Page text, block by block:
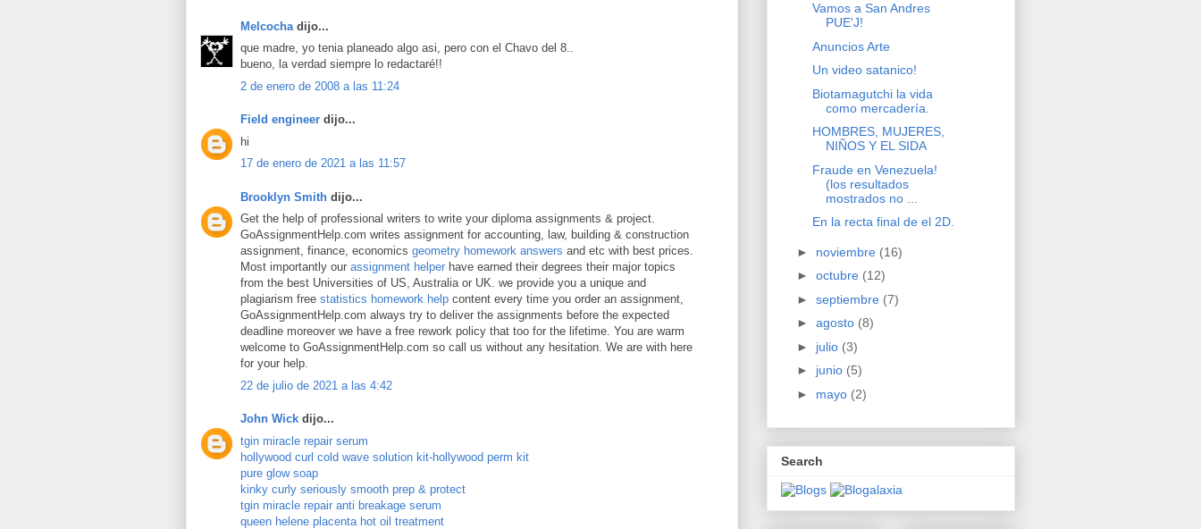
Melcocha dijo...
que madre, yo tenia planeado algo asi, pero con el Chavo del 8..
bueno, la verdad siempre lo redactaré!!
2 de enero de 2008 a las 11:24
Field engineer dijo...
hi
17 de enero de 2021 a las 11:57
Brooklyn Smith dijo...
Get the help of professional writers to write your diploma assignments & project.
GoAssignmentHelp.com writes assignment for accounting, law, building & construction
assignment, finance, economics geometry homework answers and etc with best prices.
Most importantly our assignment helper have earned their degrees their major topics
from the best Universities of US, Australia or UK. we provide you a unique and
plagiarism free statistics homework help content every time you order an assignment,
GoAssignmentHelp.com always try to deliver the assignments before the expected
deadline moreover we have a free rework policy that too for the lifetime. You are warm
welcome to GoAssignmentHelp.com so call us without any hesitation. We are with here
for your help.
22 de julio de 2021 a las 4:42
John Wick dijo...
tgin miracle repair serum
hollywood curl cold wave solution kit-hollywood perm kit
pure glow soap
kinky curly seriously smooth prep & protect
tgin miracle repair anti breakage serum
queen helene placenta hot oil treatment
Vamos a San Andres
PUE'J!
Anuncios Arte
Un video satanico!
Biotamagutchi la vida
como mercadería.
HOMBRES, MUJERES,
NIÑOS Y EL SIDA
Fraude en Venezuela!
(los resultados
mostrados no ...
En la recta final de el 2D.
► noviembre (16)
► octubre (12)
► septiembre (7)
► agosto (8)
► julio (3)
► junio (5)
► mayo (2)
Search